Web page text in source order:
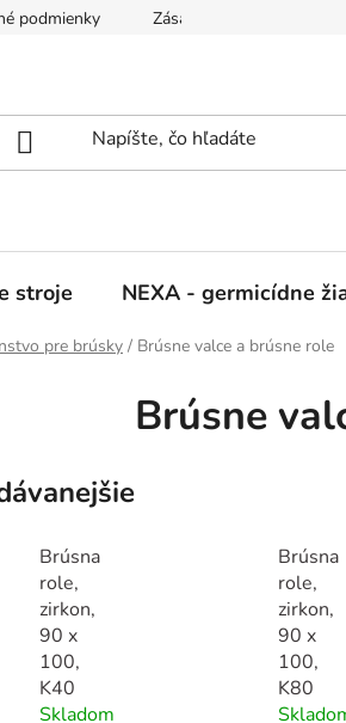
podmienky Zásady ochrany osobných
stroje NEXA - germicídne
pre brúsky / Brúsne valce a brúsne role
Brúsne
Brúsna
role,
zirkon,
90 x
100,
K40
Skladom
Brúsna
role,
zirkon,
90 x
100,
K80